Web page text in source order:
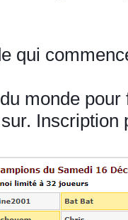
qui
monde
Inscription